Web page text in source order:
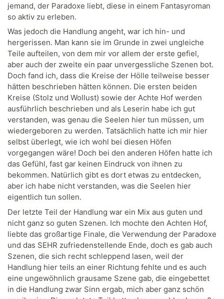
jemand, der Paradoxe liebt, diese in einem Fantasyroman
so aktiv zu erleben.
Was jedoch die Handlung angeht, war ich hin- und
hergerissen. Man kann sie im Grunde in zwei ungleiche
Teile aufteilen, von dem mir vor allem der erste gefiel,
aber auch der zweite ein paar unvergessliche Szenen bot.
Doch fand ich, dass die Kreise der Hölle teilweise besser
hätten beschrieben hätten können. Die ersten beiden
Kreise (Stolz und Wollust) sowie der Achte Hof werden
ausführlich beschrieben und als Leserin habe ich gut
verstanden, was genau die Seelen hier tun müssen, um
wiedergeboren zu werden. Tatsächlich hatte ich mir hier
selbst überlegt, wie ich wohl bei diesen Höfen
vorgegangen wäre! Doch bei den anderen Höfen hatte ich
das Gefühl, fast gar keinen Eindruck von ihnen zu
bekommen. Natürlich gibt es dort etwas zu entdecken,
aber ich habe nicht verstanden, was die Seelen hier
eigentlich tun sollen.
Der letzte Teil der Handlung war ein Mix aus guten und
nicht ganz so guten Szenen. Ich mochte den Achten Hof,
liebte das großartige Finale, die Verwendung der Paradoxe
und das SEHR zufriedenstellende Ende, doch es gab auch
Szenen, die sich recht schleppend lasen, weil der
Handlung hier teils an einer Richtung fehlte und es auch
eine ungewöhnlich grausame Szene gab, die eingebettet
in die Handlung zwar Sinn ergab, mich aber ganz schön